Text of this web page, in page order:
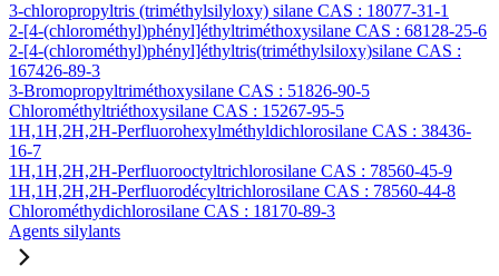
3-chloropropyltris (triméthylsilyloxy) silane CAS : 18077-31-1
2-[4-(chlorométhyl)phényl]éthyltriméthoxysilane CAS : 68128-25-6
2-[4-(chlorométhyl)phényl]éthyltris(triméthylsiloxy)silane CAS :
167426-89-3
3-Bromopropyltriméthoxysilane CAS : 51826-90-5
Chlorométhyltriéthoxysilane CAS : 15267-95-5
1H,1H,2H,2H-Perfluorohexylméthyldichlorosilane CAS : 38436-
16-7
1H,1H,2H,2H-Perfluorooctyltrichlorosilane CAS : 78560-45-9
1H,1H,2H,2H-Perfluorodécyltrichlorosilane CAS : 78560-44-8
Chlorométhydichlorosilane CAS : 18170-89-3
Agents silylants